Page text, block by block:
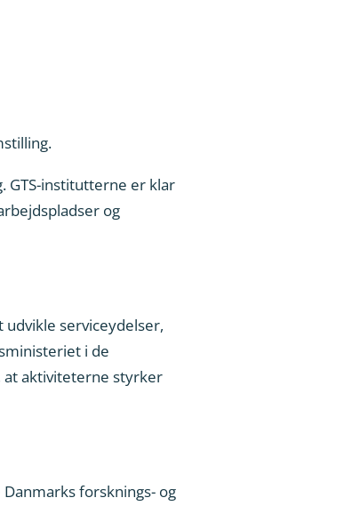
GTS-institutterne er klar
og
serviceydelser,
i de
aktiviteterne styrker
forsknings- og